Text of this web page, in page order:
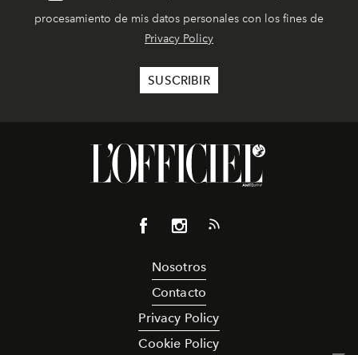
procesamiento de mis datos personales con los fines de
Privacy Policy
Nosotros
Contacto
Privacy Policy
Cookie Policy